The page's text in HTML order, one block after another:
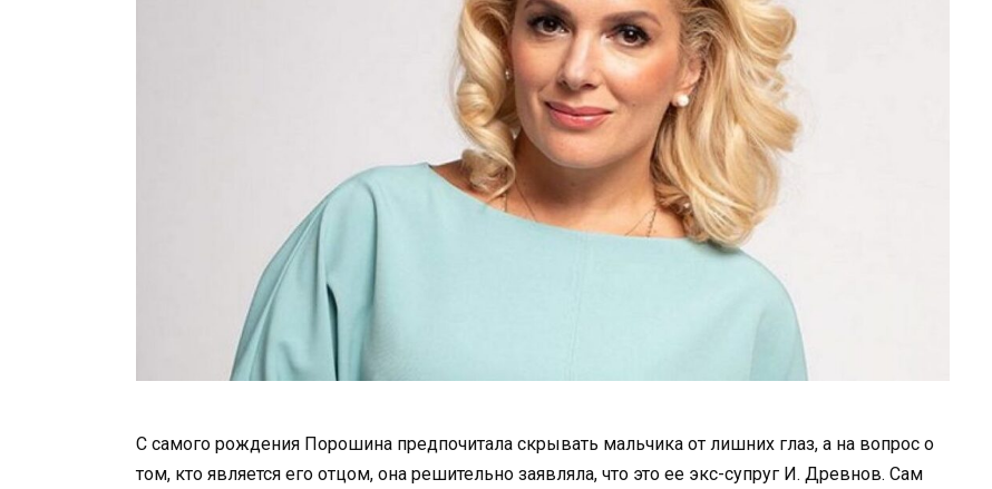
С самого рождения Порошина предпочитала скрывать мальчика от лишних глаз, а на вопрос о
том, кто является его отцом, она решительно заявляла, что это ее экс-супруг И. Древнов. Сам